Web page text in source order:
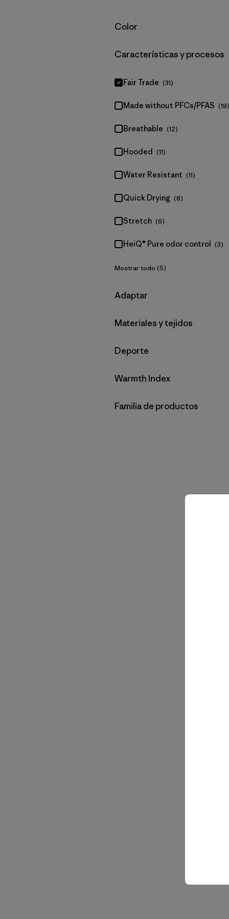
Filtrar por
Color
Filtrar por
Características y procesos
Fair Trade (31)
Made without PFCs/PFAS (19)
Breathable (12)
Hooded (11)
Water Resistant (11)
Quick Drying (8)
Stretch (6)
HeiQ® Pure odor control (3)
Mostrar todo (5)
Filtrar por
Adaptar
Filtrar por
Materiales y tejidos
Filtrar por
Deporte
Filtrar por
Warmth Index
Filtrar por
Familia de productos